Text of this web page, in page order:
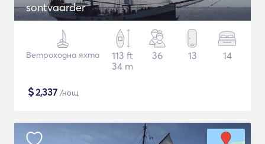
sontvaarder
Ветроходна яхта
113 ft
34 m
36 13 14
$2,337 /нощ